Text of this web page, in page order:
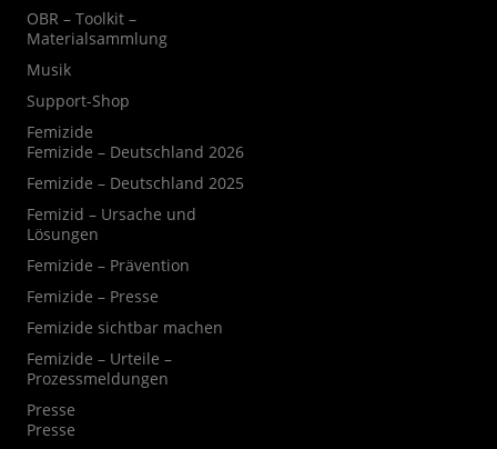
OBR – Toolkit –
Materialsammlung
Musik
Support-Shop
Femizide
Femizide – Deutschland 2026
Femizide – Deutschland 2025
Femizid – Ursache und
Lösungen
Femizide – Prävention
Femizide – Presse
Femizide sichtbar machen
Femizide – Urteile –
Prozessmeldungen
Presse
Presse